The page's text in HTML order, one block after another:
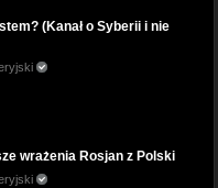
(Kanał o Syberii i nie
wrażenia Rosjan z Polski